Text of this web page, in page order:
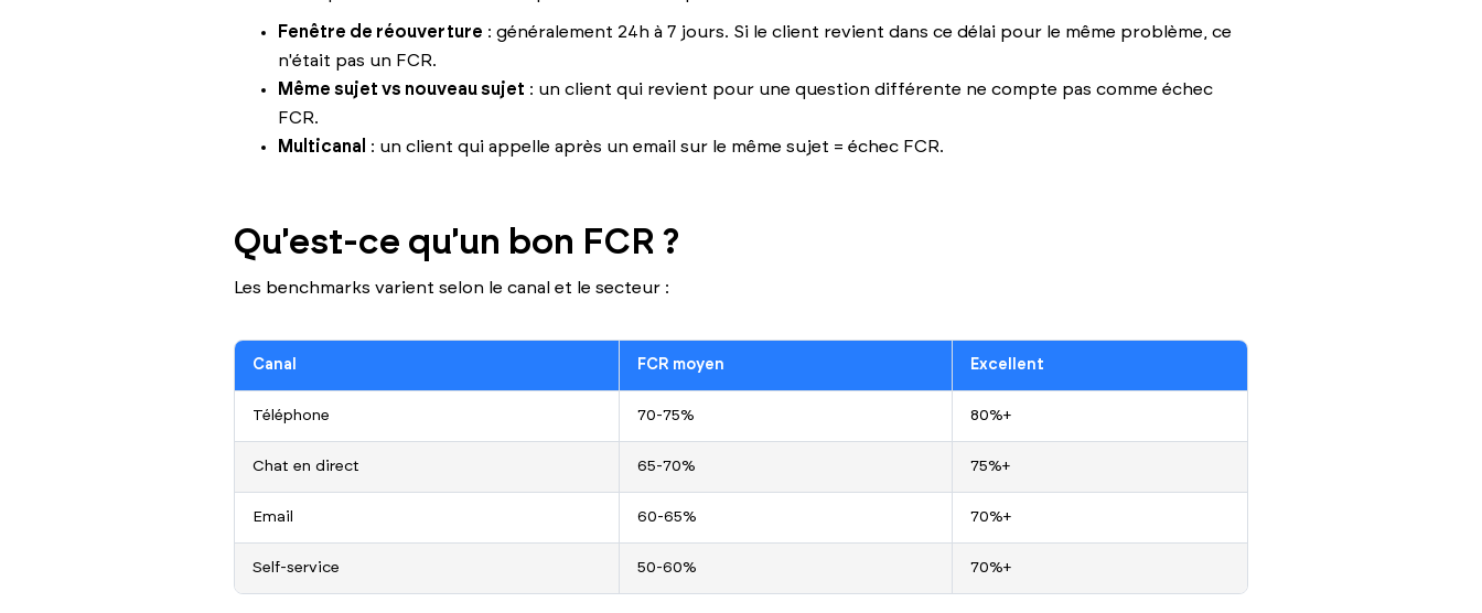
Fenêtre de réouverture : généralement 24h à 7 jours. Si le client revient dans ce délai pour le même problème, ce
n'était pas un FCR.
Même sujet vs nouveau sujet : un client qui revient pour une question différente ne compte pas comme échec
FCR.
Multicanal
: un client qui appelle après un email sur le même sujet = échec FCR.
Qu'est-ce qu'un bon FCR ?
Les benchmarks varient selon le canal et le secteur :
Canal FCR moyen Excellent
Téléphone 70-75% 80%+
Chat en direct 65-70% 75%+
Email 60-65% 70%+
Self-service 50-60% 70%+